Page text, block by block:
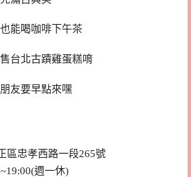
能喝咖啡下午茶
台北古蹟雞蛋糕唷
友要早點來嘿
區忠孝西路一段265號
週一休)